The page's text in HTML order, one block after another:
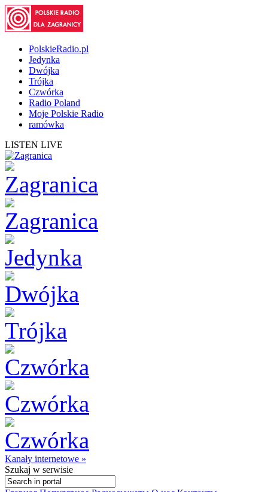
PolskieRadio.pl
Jedynka
Dwójka
Trójka
Czwórka
Radio Poland
Moje Polskie Radio
ramówka
LISTEN LIVE
Kanały internetowe »
Szukaj w serwisie